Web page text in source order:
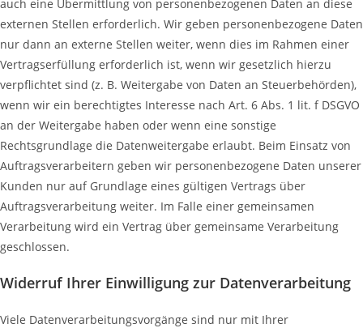
auch eine Übermittlung von personenbezogenen Daten an diese
externen Stellen erforderlich. Wir geben personenbezogene Daten
nur dann an externe Stellen weiter, wenn dies im Rahmen einer
Vertragserfüllung erforderlich ist, wenn wir gesetzlich hierzu
verpflichtet sind (z. B. Weitergabe von Daten an Steuerbehörden),
wenn wir ein berechtigtes Interesse nach Art. 6 Abs. 1 lit. f DSGVO
an der Weitergabe haben oder wenn eine sonstige
Rechtsgrundlage die Datenweitergabe erlaubt. Beim Einsatz von
Auftragsverarbeitern geben wir personenbezogene Daten unserer
Kunden nur auf Grundlage eines gültigen Vertrags über
Auftragsverarbeitung weiter. Im Falle einer gemeinsamen
Verarbeitung wird ein Vertrag über gemeinsame Verarbeitung
geschlossen.
Widerruf Ihrer Einwilligung zur Datenverarbeitung
Viele Datenverarbeitungsvorgänge sind nur mit Ihrer